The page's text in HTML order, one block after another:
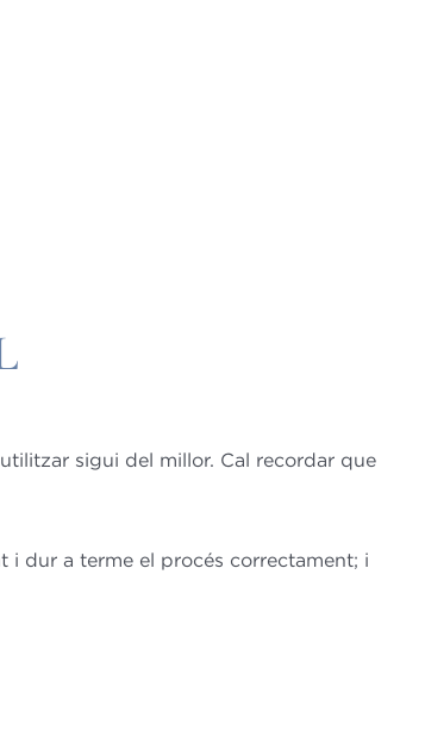
sigui del millor. Cal recordar que
i dur a terme el procés correctament; i